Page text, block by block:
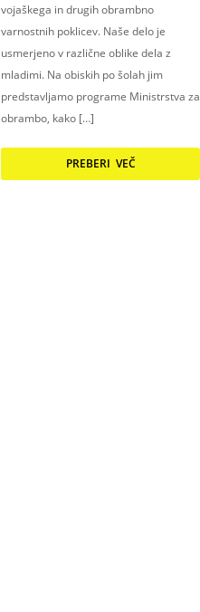
vojaškega in drugih obrambno
varnostnih poklicev. Naše delo je
usmerjeno v različne oblike dela z
mladimi. Na obiskih po šolah jim
predstavljamo programe Ministrstva za
obrambo, kako […]
PREBERI VEČ